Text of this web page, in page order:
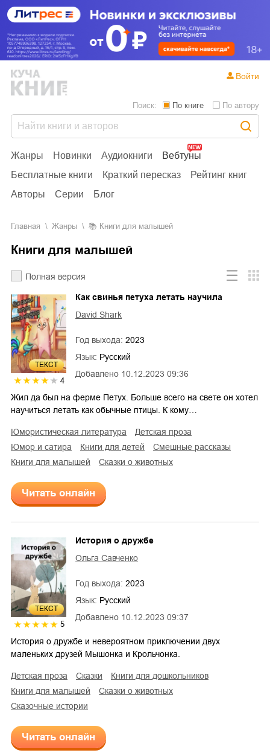
Жанры Новинки Аудиокниги
Вебтуны
Бесплатные книги
Краткий пересказ
Рейтинг книг
Авторы
Серии Блог
Поиск: По книге По автору
Войти
Главная Жанры Книги для малышей
Книги для малышей
Полная версия
ТЕКСТ
4
Добавлено 10.12.2023 09:36
Как свинья петуха летать научила
David Shark
Год выхода: 2023
Язык: Русский
Жил да был на ферме Петух. Больше всего на свете он хотел
научиться летать как обычные птицы. К кому…
юмористическая литература
детская проза
юмор и сатира
книги для детей
смешные рассказы
книги для малышей
сказки о животных
Читать онлайн
ТЕКСТ
5
Добавлено 10.12.2023 09:37
История о дружбе
Ольга Савченко
Год выхода: 2023
Язык: Русский
История о дружбе и невероятном приключении двух
маленьких друзей Мышонка и Крольчонка.
детская проза сказки
книги для дошкольников
книги для малышей
сказки о животных
сказочные истории
Читать онлайн